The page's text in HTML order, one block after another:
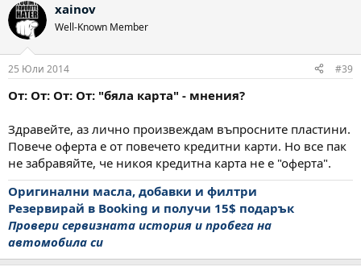
xainov
Well-Known Member
25 Юли 2014 #39
От: От: От: От: "бяла карта" - мнения?
Здравейте, аз лично произвеждам въпросните пластини.
Повече оферта е от повечето кредитни карти. Но все пак
не забравяйте, че никоя кредитна карта не е "оферта".
Оригинални масла, добавки и филтри
Резервирай в Booking и получи 15$ подарък
Провери сервизната история и пробега на
автомобила си